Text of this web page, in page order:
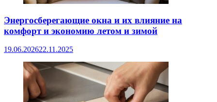
Энергосберегающие окна и их влияние на
комфорт и экономию летом и зимой
19.06.202622.11.2025